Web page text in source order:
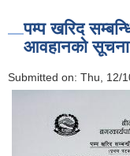
पम्प खरिद
आवहानको सूचना
Submitted on: Thu, 12/